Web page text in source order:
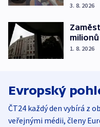
3. 8. 2026
1. 8. 2026
Evropský
ČT24 každý den vybírá z
veřejnými médii, členy